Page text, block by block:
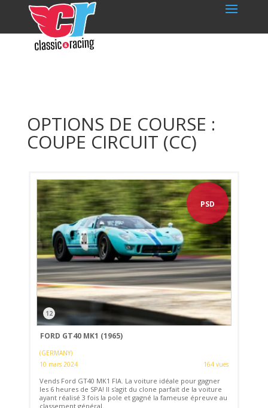
OPTIONS DE COURSE :
COUPE CIRCUIT (CC)
PSD
12
FORD GT40 MK1 (1965)
(GERMANY)
10 mars 2024
164 vues
Vends Ford GT40 MK1 FIA. La voiture idéale pour gagner
les 6 heures de SPA! Il s'agit du clone parfait de la voiture
ayant réalisé 3 fois la pole et gagné la fameuse épreuve au
classement général.